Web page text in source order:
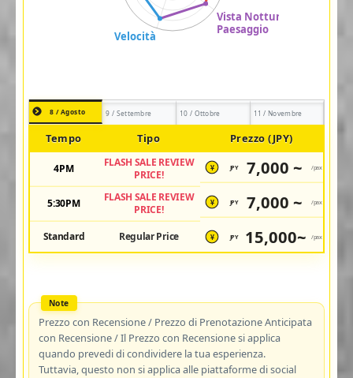
8 / Agosto 9 / Settembre 10 / Ottobre 11 / Novembre
Tempo Tipo Prezzo (JPY)
4PM
FLASH SALE REVIEW
PRICE!
¥ JPY 7,000 ~ /pax
5:30PM
FLASH SALE REVIEW
PRICE!
¥ JPY 7,000 ~ /pax
Standard Regular Price ¥ JPY 15,000~ /pax
Prezzo con Recensione / Prezzo di Prenotazione Anticipata
con Recensione / Il Prezzo con Recensione si applica
quando prevedi di condividere la tua esperienza.
Tuttavia, questo non si applica alle piattaforme di social